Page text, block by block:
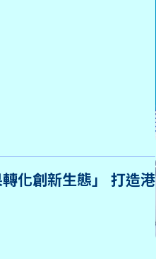
化創新生態」 打造港